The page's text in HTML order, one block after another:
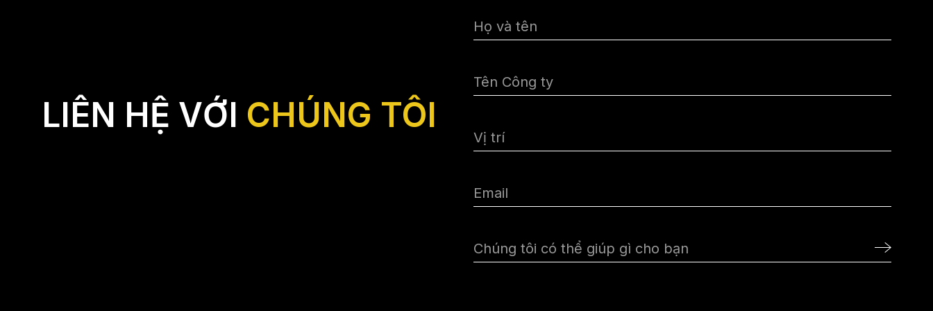
LIÊN HỆ VỚI CHÚNG TÔI